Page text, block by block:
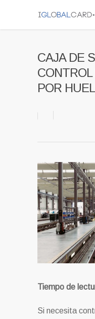
CAJA DE
POR
Tiempo de
Si necesita